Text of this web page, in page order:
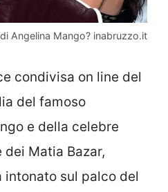
Angelina Mango? inabruzzo.it
condivisa on line del
del famoso
e della celebre
dei Matia Bazar,
intonato sul palco del